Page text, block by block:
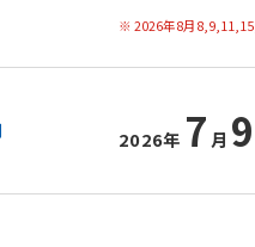
2026年8月
2026年 7 月 9